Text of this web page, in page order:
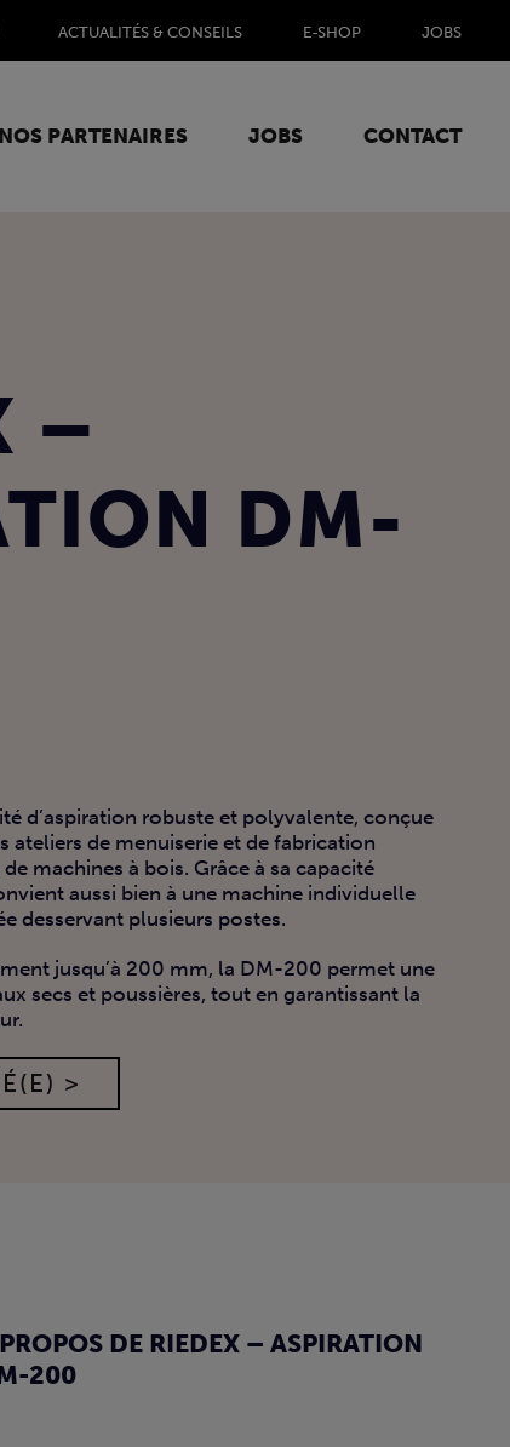
ACTUALITÉS & CONSEILS E-SHOP JOBS
NOS PARTENAIRES JOBS CONTACT
–
DM-
d’aspiration robuste et polyvalente, conçue
ateliers de menuiserie et de fabrication
machines à bois. Grâce à sa capacité
aussi bien à une machine individuelle
desservant plusieurs postes.
jusqu’à 200 mm, la DM-200 permet une
secs et poussières, tout en garantissant la
>
DE RIEDEX – ASPIRATION
200